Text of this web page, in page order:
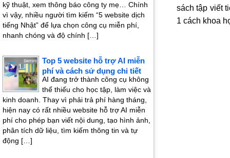
sách tập viết
1 cách khoa
kỹ thuật, xem thông báo công ty mẹ… Chính
vì vậy, nhiều người tìm kiếm “5 website dịch
tiếng Nhật” để lựa chọn công cụ miễn phí,
nhanh chóng và độ chính […]
Top 5 website hỗ trợ AI miễn
phí và cách sử dụng chi tiết
AI đang trở thành công cụ không
thể thiếu cho học tập, làm việc và
kinh doanh. Thay vì phải trả phí hàng tháng,
hiện nay có rất nhiều website hỗ trợ AI miễn
phí cho phép bạn viết nội dung, tạo hình ảnh,
phân tích dữ liệu, tìm kiếm thông tin và tự
động […]